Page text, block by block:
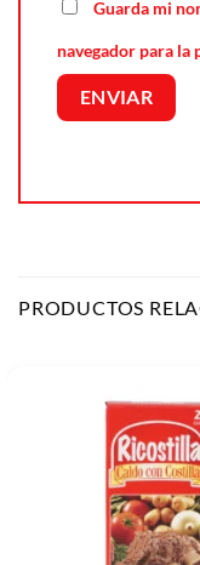
Guarda mi
navegador para la
PRODUCTOS